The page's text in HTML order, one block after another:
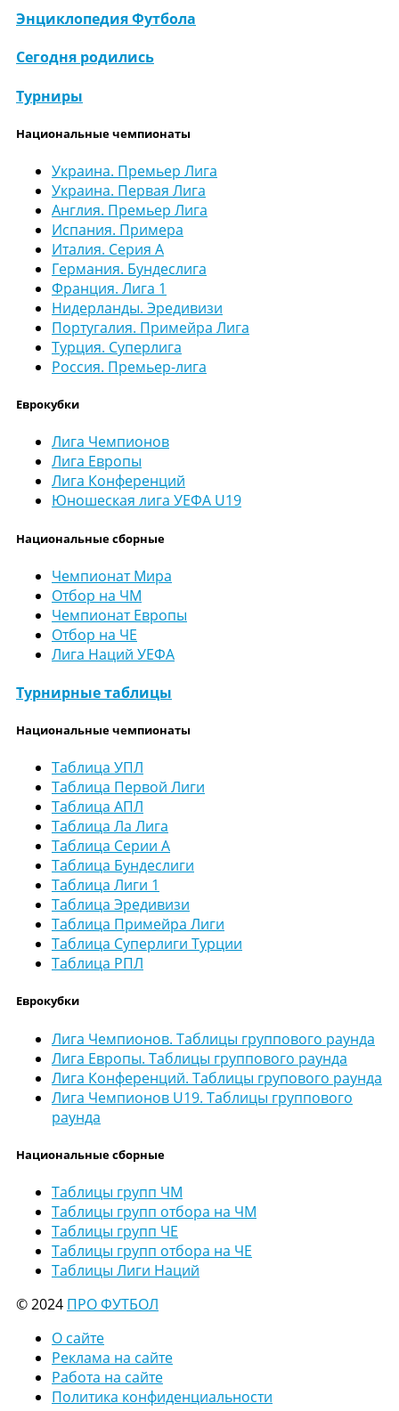
Энциклопедия Футбола
Сегодня родились
Турниры
Национальные чемпионаты
Украина. Премьер Лига
Украина. Первая Лига
Англия. Премьер Лига
Испания. Примера
Италия. Серия А
Германия. Бундеслига
Франция. Лига 1
Нидерланды. Эредивизи
Португалия. Примейра Лига
Турция. Суперлига
Россия. Премьер-лига
Еврокубки
Лига Чемпионов
Лига Европы
Лига Конференций
Юношеская лига УЕФА U19
Национальные сборные
Чемпионат Мира
Отбор на ЧМ
Чемпионат Европы
Отбор на ЧЕ
Лига Наций УЕФА
Турнирные таблицы
Национальные чемпионаты
Таблица УПЛ
Таблица Первой Лиги
Таблица АПЛ
Таблица Ла Лига
Таблица Серии А
Таблица Бундеслиги
Таблица Лиги 1
Таблица Эредивизи
Таблица Примейра Лиги
Таблица Суперлиги Турции
Таблица РПЛ
Еврокубки
Лига Чемпионов. Таблицы группового раунда
Лига Европы. Таблицы группового раунда
Лига Конференций. Таблицы групового раунда
Лига Чемпионов U19. Таблицы группового
раунда
Национальные сборные
Таблицы групп ЧМ
Таблицы групп отбора на ЧМ
Таблицы групп ЧЕ
Таблицы групп отбора на ЧЕ
Таблицы Лиги Наций
© 2024 ПРО ФУТБОЛ
О сайте
Реклама на сайте
Работа на сайте
Политика конфиденциальности